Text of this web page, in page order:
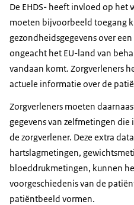
De EHDS- heeft invloed op het
moeten bijvoorbeeld toegang
gezondheidsgegevens over
ongeacht het EU-land van
vandaan komt. Zorgverleners
actuele informatie over de
Zorgverleners moeten
gegevens van zelfmetingen
de zorgverlener. Deze extra
hartslagmetingen,
bloeddrukmetingen, kunnen
voorgeschiedenis van de
patiëntbeeld vormen.